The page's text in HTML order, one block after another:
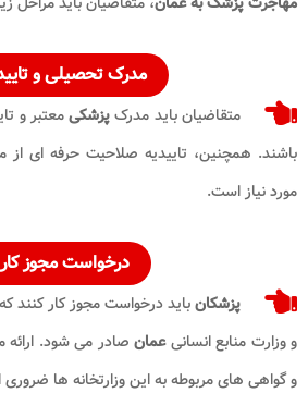
مدرک تحصیلی و
متقاضیان باید مدرکپزشکیمعتبر و
باشند. همچنین، تاییدیه صلاحیت حرفه ای از
مورد نیاز است.
درخواست مجوز کار
پزشکانباید درخواست مجوز کار کنند
و وزارت منابع انسانیعمان صادر می شود.
و گواهی های مربوطه به این وزارتخانه ها